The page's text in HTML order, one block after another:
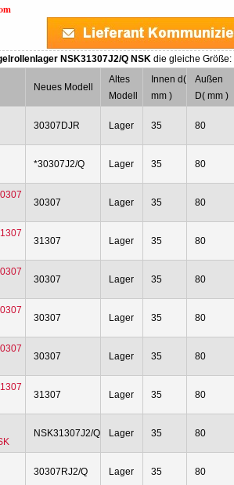
NSK31307J2/Q NSK die gleiche Größe:
Neues Modell
Altes
Modell
Innen d(
mm )
Außen
D( mm )
30307DJR Lager 35 80
*30307J2/Q Lager 35 80
30307 Lager 35 80
31307 Lager 35 80
30307 Lager 35 80
30307 Lager 35 80
30307 Lager 35 80
31307 Lager 35 80
NSK31307J2/Q Lager 35 80
30307RJ2/Q Lager 35 80